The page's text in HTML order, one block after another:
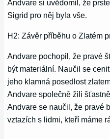
Andvare si uvědomil, že
Sigrid pro něj byla vše.
H2: Závěr příběhu o Zlatém
Andvare pochopil, že pravé
být materiální. Naučil se
jeho klamná posedlost
Andvare společně žili
Andvare se naučil, že pravé
vztazích s lidmi, kteří máme